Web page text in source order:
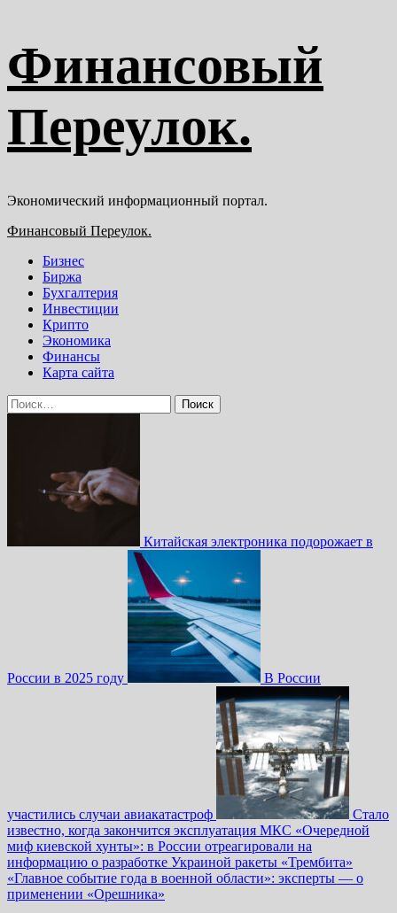
к
содержимому
Финансовый
Переулок.
Экономический информационный портал.
Основное
Финансовый Переулок.
Бизнес
Биржа
Бухгалтерия
Инвестиции
Крипто
Экономика
Финансы
Карта сайта
Найти:
Китайская электроника подорожает в
России в 2025 году В России
участились случаи авиакатастроф
Стало
известно, когда закончится эксплуатация МКС «Очередной
миф киевской хунты»: в России отреагировали на
информацию о разработке Украиной ракеты «Трембита»
«Главное событие года в военной области»: эксперты — о
применении «Орешника»